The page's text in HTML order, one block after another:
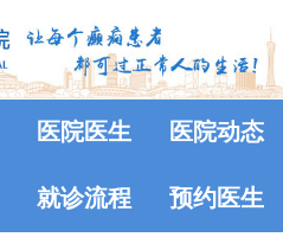
医院医生 医院动态
就诊流程 预约医生